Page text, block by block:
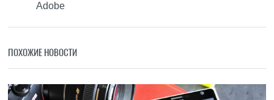
Adobe
ПОХОЖИЕ НОВОСТИ